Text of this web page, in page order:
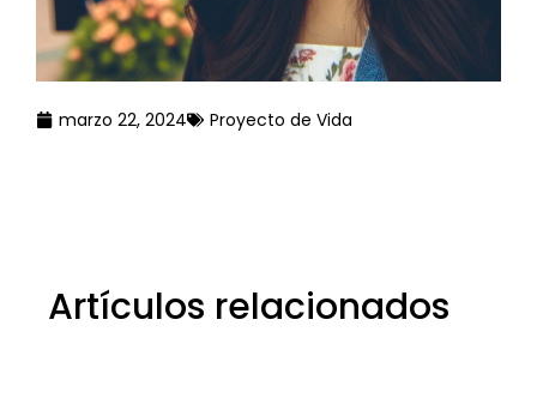
marzo 22, 2024 Proyecto de Vida
Artículos relacionados